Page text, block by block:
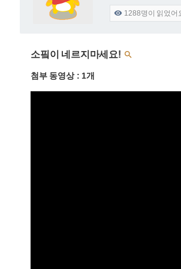
 1288명이 읽었어
소핔이 네르지마세요! 
첨부 동영상 : 1개